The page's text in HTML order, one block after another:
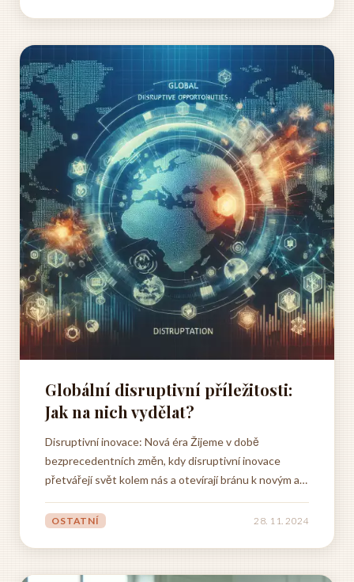
Globální disruptivní příležitosti:
Jak na nich vydělat?
Disruptivní inovace: Nová éra Žijeme v době
bezprecedentních změn, kdy disruptivní inovace
přetvářejí svět kolem nás a otevírají bránu k novým a
poháněné exponenciálním růstem technologií, jako je
OSTATNÍ 28. 11. 2024